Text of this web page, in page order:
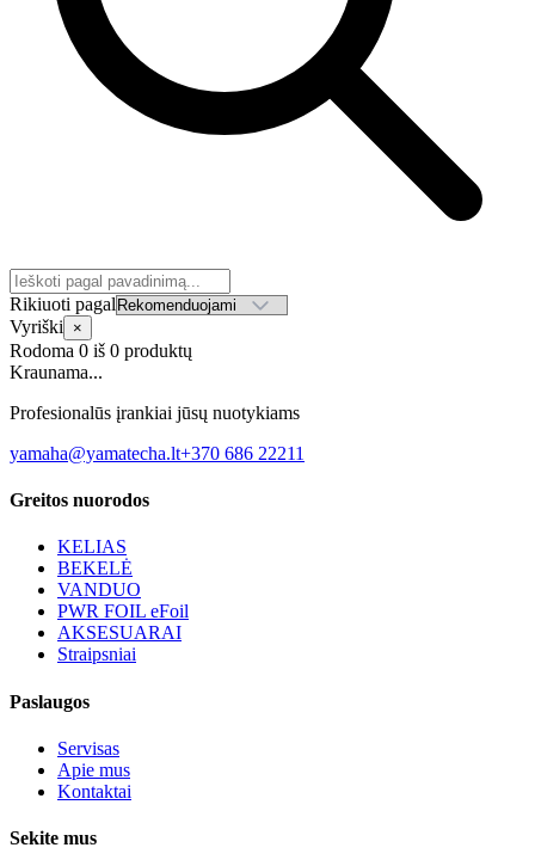
Rikiuoti pagal
Vyriški
×
Rodoma 0 iš 0 produktų
Kraunama...
Profesionalūs įrankiai jūsų nuotykiams
yamaha@yamatecha.lt+370 686 22211
Greitos nuorodos
KELIAS
BEKELĖ
VANDUO
PWR FOIL eFoil
AKSESUARAI
Straipsniai
Paslaugos
Servisas
Apie mus
Kontaktai
Sekite mus